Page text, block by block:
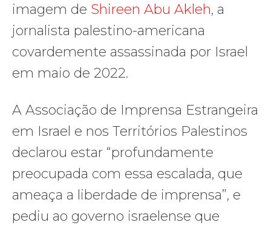
imagem de Shireen Abu Akleh, a
jornalista palestino-americana
covardemente assassinada por Israel
em maio de 2022.
A Associação de Imprensa Estrangeira
em Israel e nos Territórios Palestinos
declarou estar “profundamente
preocupada com essa escalada, que
ameaça a liberdade de imprensa”, e
pediu ao governo israelense que